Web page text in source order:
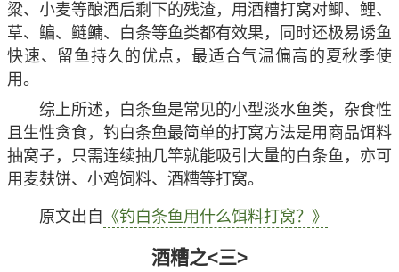
粱、小麦等酿酒后剩下的残渣，用酒糟打窝对鲫、鲤、
草、鳊、鲢鳙、白条等鱼类都有效果，同时还极易诱鱼
快速、留鱼持久的优点，最适合气温偏高的夏秋季使
用。
综上所述，白条鱼是常见的小型淡水鱼类，杂食性
且生性贪食，钓白条鱼最简单的打窝方法是用商品饵料
抽窝子，只需连续抽几竿就能吸引大量的白条鱼，亦可
用麦麸饼、小鸡饲料、酒糟等打窝。
原文出自 《钓白条鱼用什么饵料打窝？》
酒糟之<三>